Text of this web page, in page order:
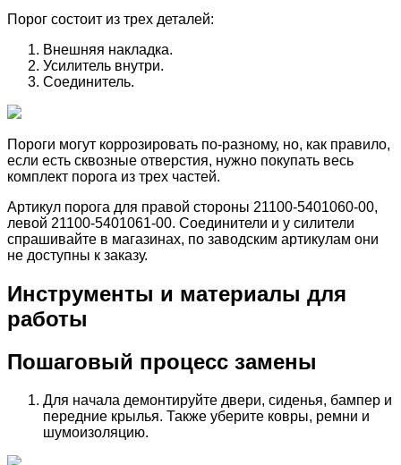
Порог состоит из трех деталей:
Внешняя накладка.
Усилитель внутри.
Соединитель.
Пороги могут коррозировать по-разному, но, как правило,
если есть сквозные отверстия, нужно покупать весь
комплект порога из трех частей.
Артикул порога для правой стороны 21100-5401060-00,
левой 21100-5401061-00. Соединители и у силители
спрашивайте в магазинах, по заводским артикулам они
не доступны к заказу.
Инструменты и материалы для
работы
Пошаговый процесс замены
Для начала демонтируйте двери, сиденья, бампер и
передние крылья. Также уберите ковры, ремни и
шумоизоляцию.